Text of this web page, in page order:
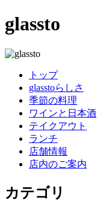
glassto
トップ
glasstoらしさ
季節の料理
ワインと日本酒
テイクアウト
ランチ
店舗情報
店内のご案内
カテゴリ